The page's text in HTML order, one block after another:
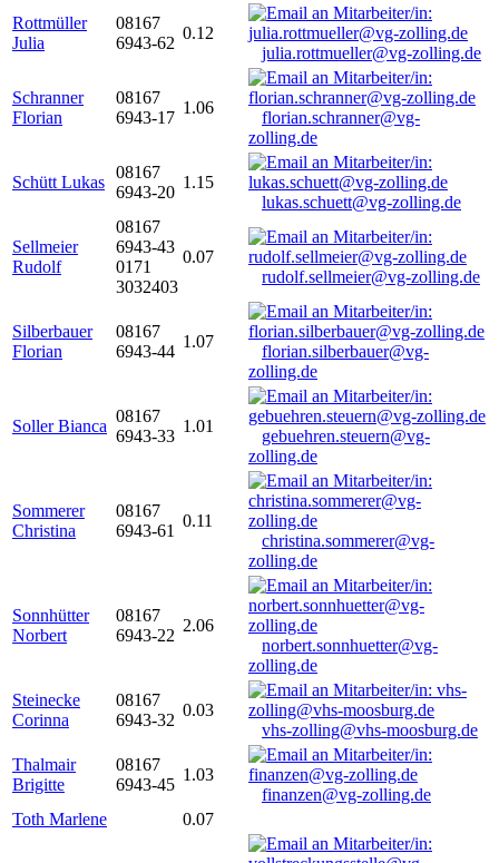
Rottmüller
Julia
08167
6943-62
0.12
julia.rottmueller@vg-zolling.de
Schranner
Florian
08167
6943-17
1.06
florian.schranner@vg-
zolling.de
Schütt Lukas
08167
6943-20
1.15
lukas.schuett@vg-zolling.de
Sellmeier
Rudolf
08167
6943-43
0171
3032403
0.07
rudolf.sellmeier@vg-zolling.de
Silberbauer
Florian
08167
6943-44
1.07
florian.silberbauer@vg-
zolling.de
Soller Bianca
08167
6943-33
1.01
gebuehren.steuern@vg-
zolling.de
Sommerer
Christina
08167
6943-61
0.11
christina.sommerer@vg-
zolling.de
Sonnhütter
Norbert
08167
6943-22
2.06
norbert.sonnhuetter@vg-
zolling.de
Steinecke
Corinna
08167
6943-32
0.03
vhs-zolling@vhs-moosburg.de
Thalmair
Brigitte
08167
6943-45
1.03
finanzen@vg-zolling.de
Toth Marlene
0.07